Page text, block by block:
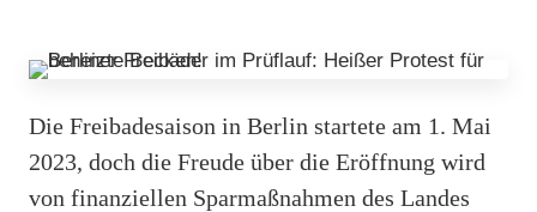
Die Freibadesaison in Berlin startete am 1. Mai
2023, doch die Freude über die Eröffnung wird
von finanziellen Sparmaßnahmen des Landes